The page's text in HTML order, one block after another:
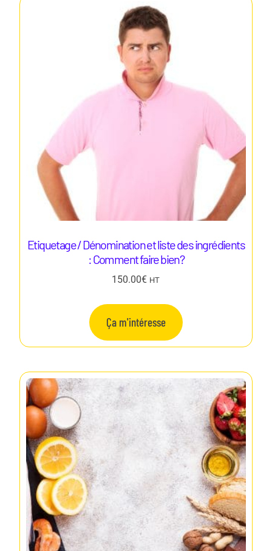
Etiquetage / Dénomination et liste des ingrédients
: Comment faire bien?
150.00€ HT
Ça m'intéresse